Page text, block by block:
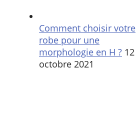
Comment choisir votre
robe pour une
morphologie en H ? 12
octobre 2021